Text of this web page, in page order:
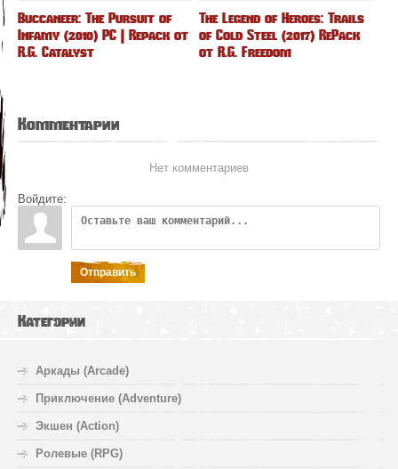
Buccaneer: The Pursuit of
Infamy (2010) PC | Repack от
R.G. Catalyst
The Legend of Heroes: Trails
of Cold Steel (2017) RePack
от R.G. Freedom
Комментарии
Нет комментариев
Войдите:
Отправить
Категории
Аркады (Arcade)
Приключение (Adventure)
Экшен (Action)
Ролевые (RPG)